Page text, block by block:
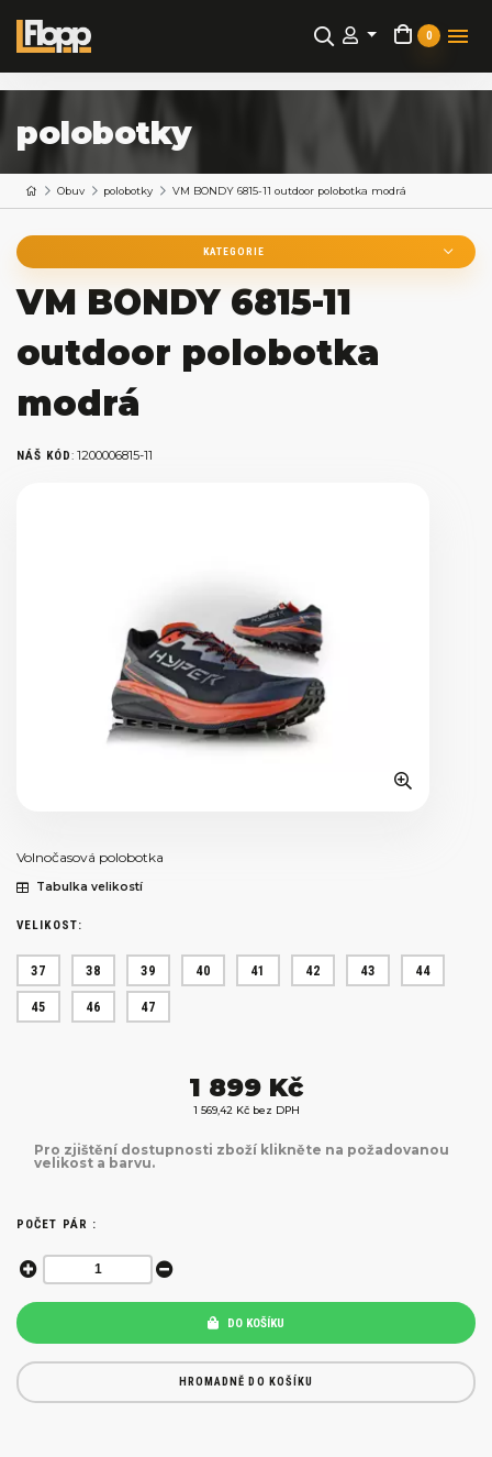
0
polobotky
Obuv polobotky VM BONDY 6815-11 outdoor polobotka modrá
KATEGORIE
VM BONDY 6815-11
outdoor polobotka
modrá
NÁŠ KÓD: 1200006815-11
Volnočasová polobotka
Tabulka velikostí
VELIKOST:
37 38 39 40 41 42 43 44
45 46 47
1 899 Kč
1 569,42 Kč bez DPH
Pro zjištění dostupnosti zboží klikněte na požadovanou
velikost a barvu.
POČET PÁR :
DO KOŠÍKU
HROMADNĚ DO KOŠÍKU